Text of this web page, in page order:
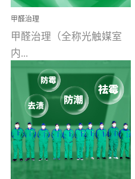
甲醛治理
甲醛治理（全称光触媒室
内...
空气污染净化治理）工业
文明的进步，创造了多姿
多彩的家居产品和生活情
调，但也带来了以甲醛为
首的室内...